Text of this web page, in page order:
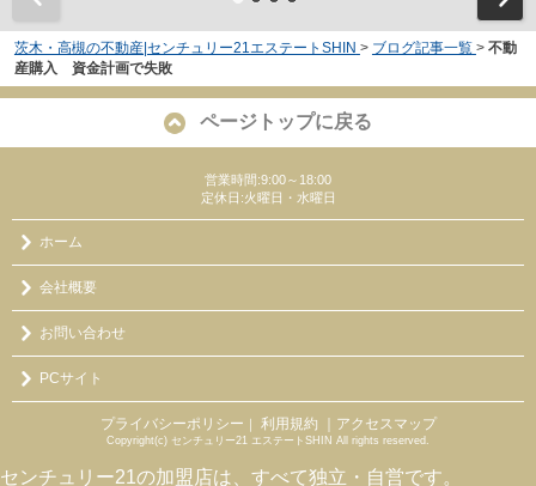
茨木・高槻の不動産|センチュリー21エステートSHIN > ブログ記事一覧 > 不動
産購入 資金計画で失敗
ページトップに戻る
営業時間:9:00～18:00
定休日:火曜日・水曜日
ホーム
会社概要
お問い合わせ
PCサイト
プライバシーポリシー ｜ 利用規約 ｜アクセスマップ
Copyright(c) センチュリー21 エステートSHIN All rights reserved.
センチュリー21の加盟店は、すべて独立・自営です。